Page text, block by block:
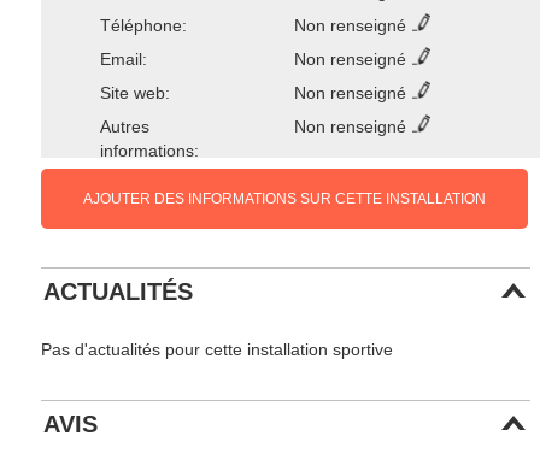
Téléphone:
Non renseigné
Email:
Non renseigné
Site web:
Non renseigné
Autres
informations:
Non renseigné
AJOUTER DES INFORMATIONS SUR CETTE INSTALLATION
ACTUALITÉS
Pas d'actualités pour cette installation sportive
AVIS